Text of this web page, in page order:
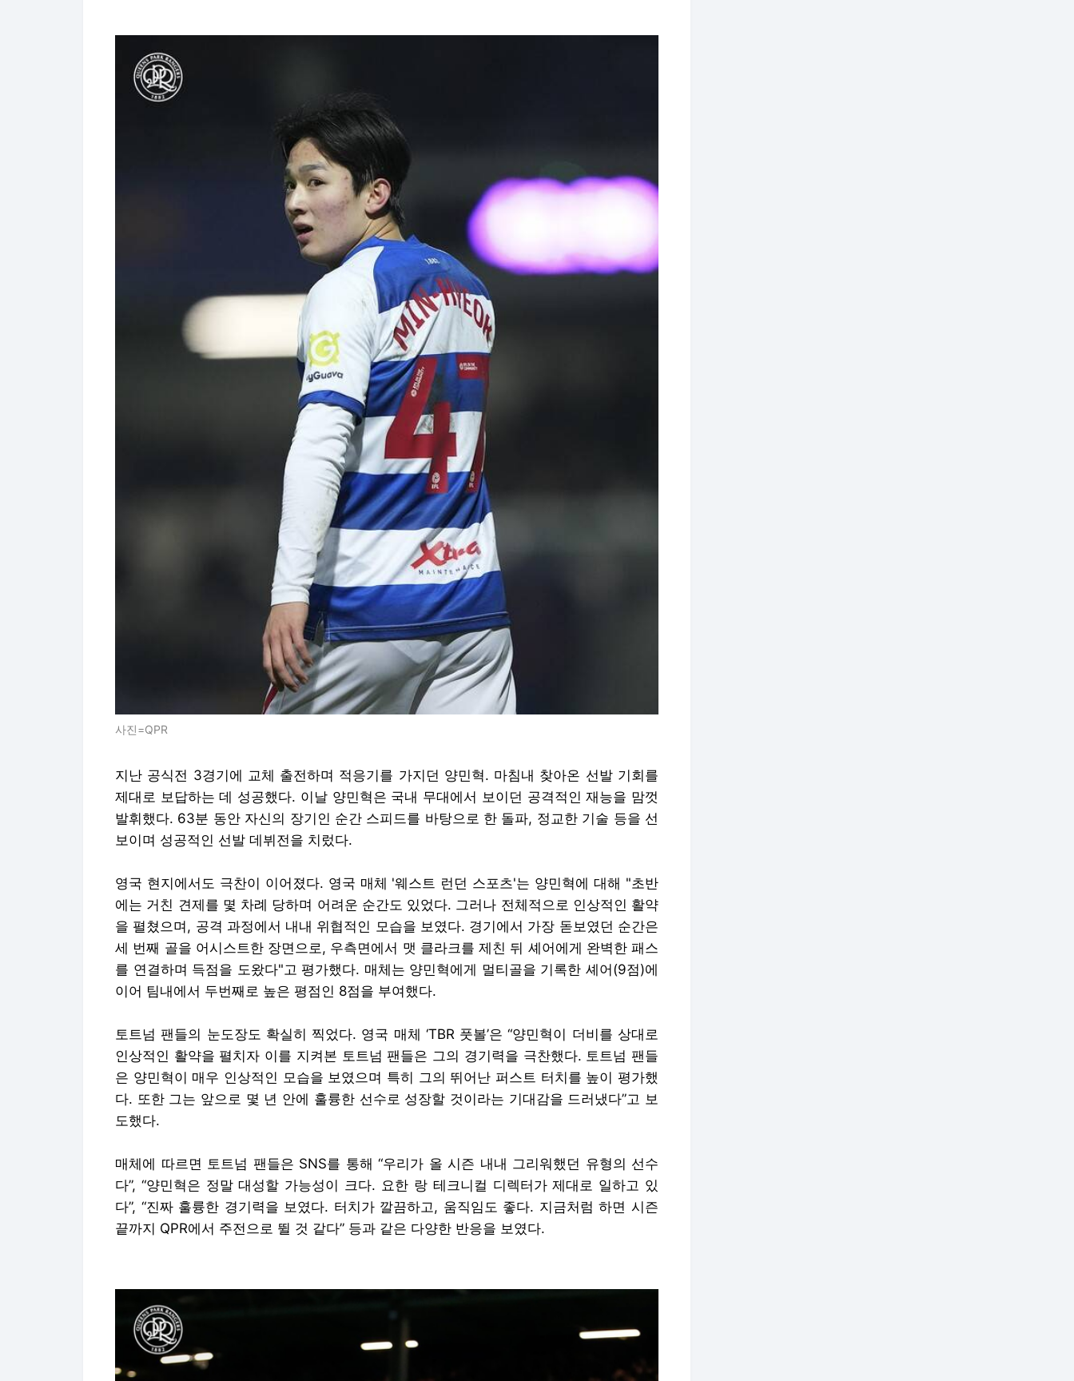
사진=QPR
지난 공식전 3경기에 교체 출전하며 적응기를 가지던 양민혁. 마침내 찾아온 선발 기회를
제대로 보답하는 데 성공했다. 이날 양민혁은 국내 무대에서 보이던 공격적인 재능을 맘껏
발휘했다. 63분 동안 자신의 장기인 순간 스피드를 바탕으로 한 돌파, 정교한 기술 등을 선
보이며 성공적인 선발 데뷔전을 치렀다.
영국 현지에서도 극찬이 이어졌다. 영국 매체 '웨스트 런던 스포츠'는 양민혁에 대해 "초반
에는 거친 견제를 몇 차례 당하며 어려운 순간도 있었다. 그러나 전체적으로 인상적인 활약
을 펼쳤으며, 공격 과정에서 내내 위협적인 모습을 보였다. 경기에서 가장 돋보였던 순간은
세 번째 골을 어시스트한 장면으로, 우측면에서 맷 클라크를 제친 뒤 셰어에게 완벽한 패스
를 연결하며 득점을 도왔다"고 평가했다. 매체는 양민혁에게 멀티골을 기록한 셰어(9점)에
이어 팀내에서 두번째로 높은 평점인 8점을 부여했다.
토트넘 팬들의 눈도장도 확실히 찍었다. 영국 매체 ‘TBR 풋볼’은 “양민혁이 더비를 상대로
인상적인 활약을 펼치자 이를 지켜본 토트넘 팬들은 그의 경기력을 극찬했다. 토트넘 팬들
은 양민혁이 매우 인상적인 모습을 보였으며 특히 그의 뛰어난 퍼스트 터치를 높이 평가했
다. 또한 그는 앞으로 몇 년 안에 훌륭한 선수로 성장할 것이라는 기대감을 드러냈다”고 보
도했다.
매체에 따르면 토트넘 팬들은 SNS를 통해 “우리가 올 시즌 내내 그리워했던 유형의 선수
다”, “양민혁은 정말 대성할 가능성이 크다. 요한 랑 테크니컬 디렉터가 제대로 일하고 있
다”, “진짜 훌륭한 경기력을 보였다. 터치가 깔끔하고, 움직임도 좋다. 지금처럼 하면 시즌
끝까지 QPR에서 주전으로 뛸 것 같다” 등과 같은 다양한 반응을 보였다.